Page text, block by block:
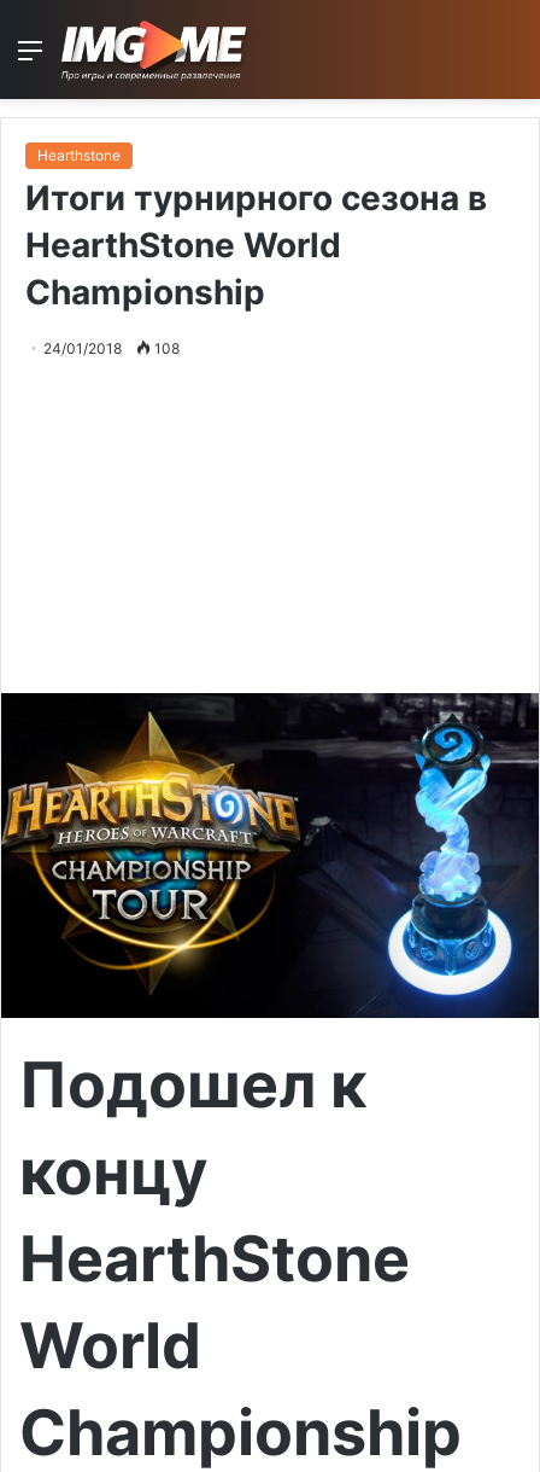
Menu
Hearthstone
Итоги турнирного сезона в
HearthStone World
Championship
24/01/2018 108
Подошел к
концу
HearthStone
World
Championship